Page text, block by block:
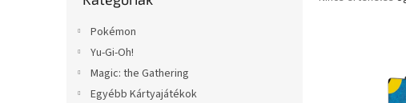
Pokémon
Yu-Gi-Oh!
Magic: the Gathering
Egyébb Kártyajátékok